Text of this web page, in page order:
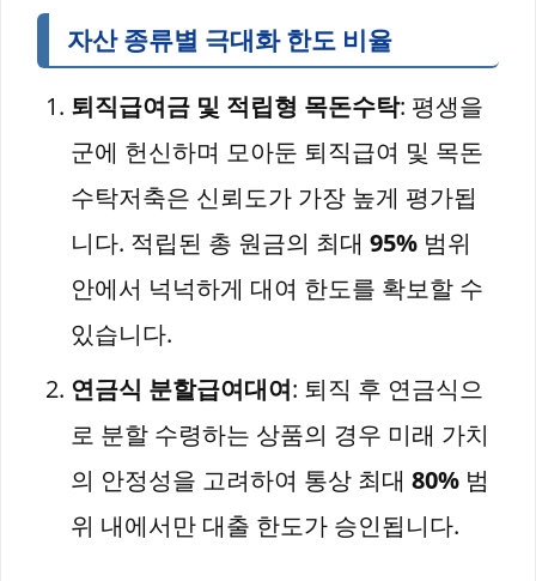
자산 종류별 극대화 한도 비율
퇴직급여금 및 적립형 목돈수탁: 평생을
군에 헌신하며 모아둔 퇴직급여 및 목돈
수탁저축은 신뢰도가 가장 높게 평가됩
니다. 적립된 총 원금의 최대 95% 범위
안에서 넉넉하게 대여 한도를 확보할 수
있습니다.
연금식 분할급여대여: 퇴직 후 연금식으
로 분할 수령하는 상품의 경우 미래 가치
의 안정성을 고려하여 통상 최대 80% 범
위 내에서만 대출 한도가 승인됩니다.